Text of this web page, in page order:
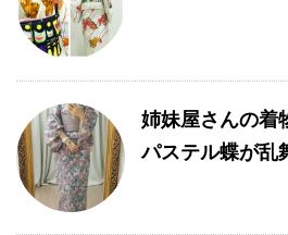
姉妹屋さんの着
パステル蝶が乱